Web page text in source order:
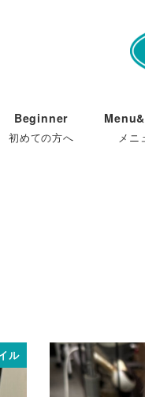
Beginner
初めての方へ メニ
ル